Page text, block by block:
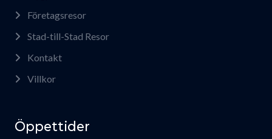
Företagsresor
Stad-till-Stad Resor
Kontakt
Villkor
Öppettider